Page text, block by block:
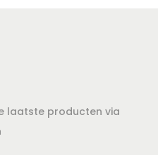
laatste producten via